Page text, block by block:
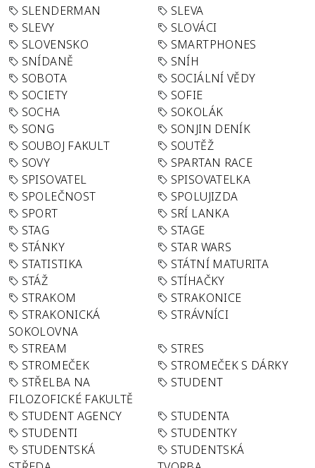
SLENDERMAN
SLEVA
SLEVY
SLOVÁCI
SLOVENSKO
SMARTPHONES
SNÍDANĚ
SNÍH
SOBOTA
SOCIÁLNÍ VĚDY
SOCIETY
SOFIE
SOCHA
SOKOLÁK
SONG
SONJIN DENÍK
SOUBOJ FAKULT
SOUTĚŽ
SOVY
SPARTAN RACE
SPISOVATEL
SPISOVATELKA
SPOLEČNOST
SPOLUJIZDA
SPORT
SRÍ LANKA
STAG
STAGE
STÁNKY
STAR WARS
STATISTIKA
STÁTNÍ MATURITA
STÁŽ
STÍHAČKY
STRAKOM
STRAKONICE
STRAKONICKÁ
SOKOLOVNA
STRÁVNÍCI
STREAM
STRES
STROMEČEK
STROMEČEK S DÁRKY
STŘELBA NA
FILOZOFICKÉ FAKULTĚ
STUDENT
STUDENT AGENCY
STUDENTA
STUDENTI
STUDENTKY
STUDENTSKÁ
STUDENTSKÁ